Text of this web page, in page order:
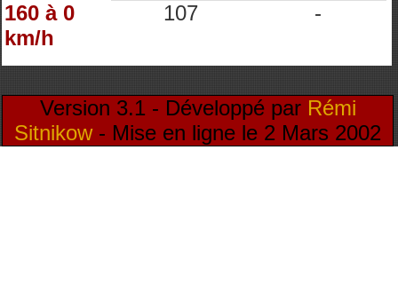
160 à 0
km/h
107 -
Version 3.1 - Développé par Rémi
Sitnikow- Mise en ligne le 2 Mars 2002